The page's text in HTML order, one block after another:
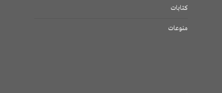
كتابات
منوعات